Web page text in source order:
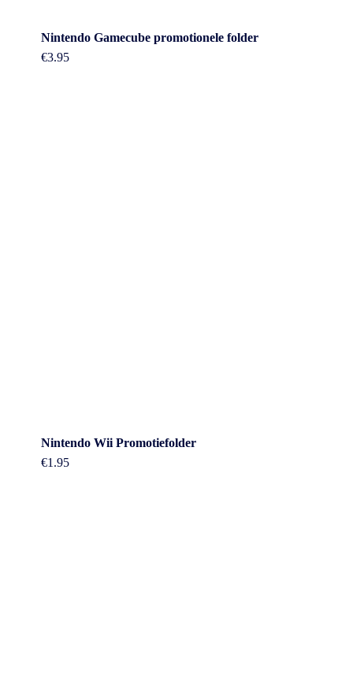
Nintendo Gamecube promotionele folder
€3.95
Nintendo Wii Promotiefolder
€1.95